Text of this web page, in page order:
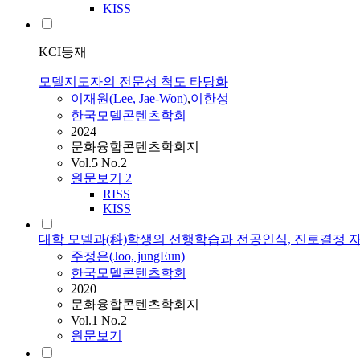
KISS
KCI등재
모델지도자의 전문성 척도 타당화
이재원(Lee, Jae-Won),이한성
한국모델콘텐츠학회
2024
문화융합콘텐츠학회지
Vol.5 No.2
원문보기 2
RISS
KISS
대학 모델과(科)학생의 선행학습과 전공인식, 진로결정
주정은(Joo, jungEun)
한국모델콘텐츠학회
2020
문화융합콘텐츠학회지
Vol.1 No.2
원문보기